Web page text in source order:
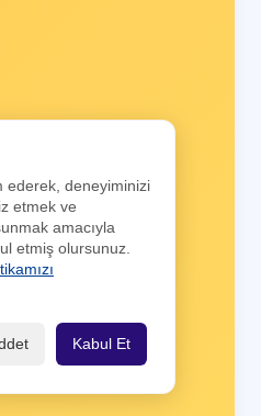
ederek, deneyiminizi
etmek ve
amacıyla
etmiş olursunuz.
Kabul Et